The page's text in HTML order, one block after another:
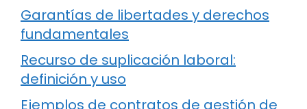
Garantías de libertades y derechos
fundamentales
Recurso de suplicación laboral:
definición y uso
Ejemplos de contratos de gestión de